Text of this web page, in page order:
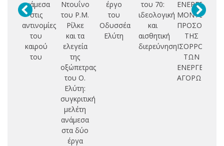
ανάμεσα
στις
αντινομίες
του
καιρού
του
Ντουΐνο
του Ρ.Μ.
Ρίλκε
και τα
ελεγεία
της
οξώπετρας
του Ο.
Ελύτη:
συγκριτική
μελέτη
ανάμεσα
στα δύο
έργα
έργο
του
Οδυσσέα
Ελύτη
του 70:
ιδεολογική
και
αισθητική
διερεύνηση
ΕΝΕΡΓΕΙΑΚΟΥ
ΜΟΝΤΕΛΟΥ
ΤΗΣ
ΙΣΟΡΡΟΠΙΑΣ
ΤΩΝ
ΑΓΟΡΩΝ